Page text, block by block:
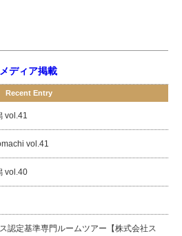
メディア掲載
Recent Entry
vol.41
vol.41
vol.40
認定基準専門ルームツアー【株式会社ス